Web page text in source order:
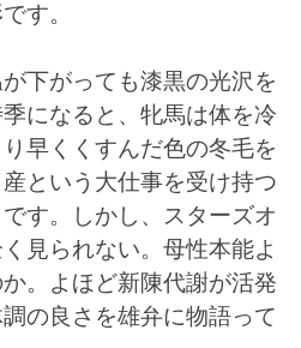
す。
下がっても漆黒の光沢を
になると、牝馬は体を冷
早くくすんだ色の冬毛を
という大仕事を受け持つ
す。しかし、スターズオ
見られない。母性本能よ
。よほど新陳代謝が活発
の良さを雄弁に物語って